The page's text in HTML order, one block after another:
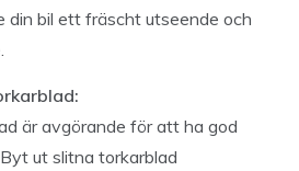
din bil ett fräscht utseende och
är avgörande för att ha god
ut slitna torkarblad